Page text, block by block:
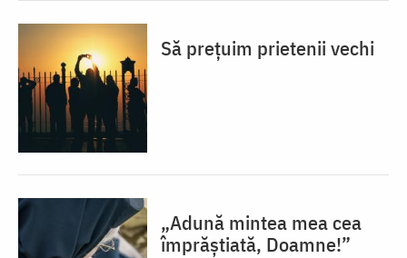
Să prețuim prietenii vechi
„Adună mintea mea cea
împrăștiată, Doamne!”